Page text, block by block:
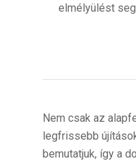
elmélyülést
Nem csak az
legfrissebb
bemutatjuk, így a